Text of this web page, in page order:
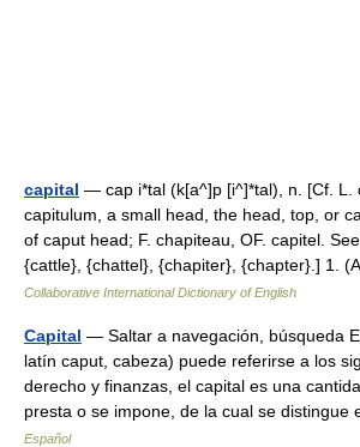
capital — cap i*tal (k[a^]p [i^]*tal), n. [Cf. L.
capitulum, a small head, the head, top, or
of caput head; F. chapiteau, OF. capitel.
{cattle}, {chattel}, {chapiter}, {chapter}.] 1.
Collaborative International Dictionary of English
Capital — Saltar a navegación, búsqueda
latín caput, cabeza) puede referirse a los
derecho y finanzas, el capital es una
presta o se impone, de la cual se
Español